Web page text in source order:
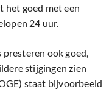
het goed met een
24 uur.
presteren ook goed,
stijgingen zien
staat bijvoorbeeld